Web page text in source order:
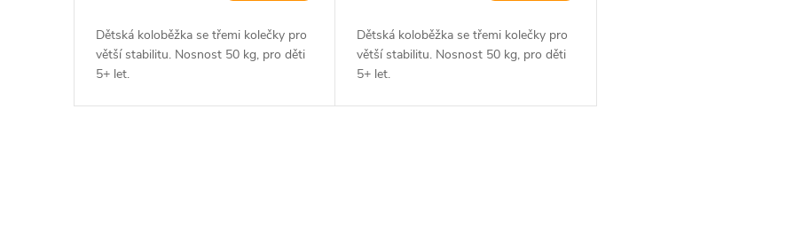
t
Dětská koloběžka se třemi kolečky pro
větší stabilitu. Nosnost 50 kg, pro děti
5+ let.
Dětská koloběžka se třemi kolečky pro
větší stabilitu. Nosnost 50 kg, pro děti
5+ let.